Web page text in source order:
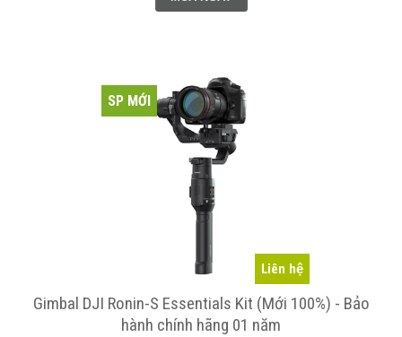
Liên hệ
SP MỚI
Gimbal DJI Ronin-S Essentials Kit (Mới 100%) - Bảo
hành chính hãng 01 năm